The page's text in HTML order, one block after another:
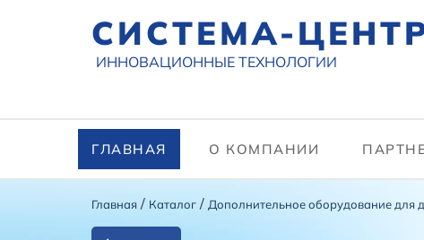
СИСТЕМА-
ИННОВАЦИОННЫЕ ТЕХНОЛОГИИ
ГЛАВНАЯ О КОМПАНИИ
Главная / Каталог / Дополнительное оборудование для